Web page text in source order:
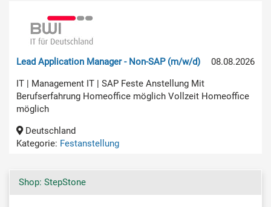
08.08.2026
Lead Application Manager - Non-SAP (m/w/d)
IT | Management IT | SAP Feste Anstellung Mit
Berufserfahrung Homeoffice möglich Vollzeit Homeoffice
möglich
Deutschland
Kategorie: Festanstellung
Shop: StepStone